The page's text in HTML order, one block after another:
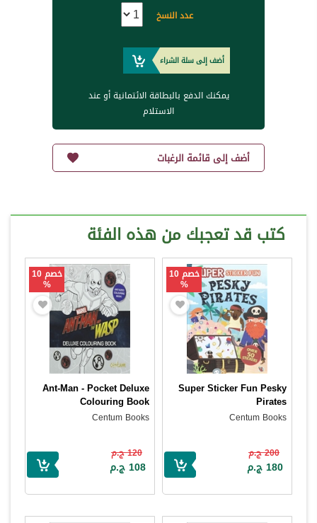
عدد النسخ
أضف إلى سلة الشراء
يمكنك الدفع بالبطاقة الائتمانية أو عند
الاستلام
أضف إلى قائمة الرغبات
كتب قد تعجبك من هذه الفئة
خصم 10
%
Super Sticker Fun Pesky
Pirates
Centum Books
200 ج.م
180 ج.م
خصم 10
%
Ant-Man - Pocket Deluxe
Colouring Book
Centum Books
120 ج.م
108 ج.م